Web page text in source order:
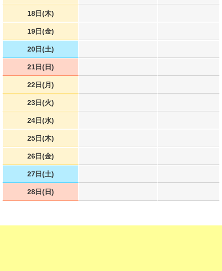
18日(木)
19日(金)
20日(土)
21日(日)
22日(月)
23日(火)
24日(水)
25日(木)
26日(金)
27日(土)
28日(日)